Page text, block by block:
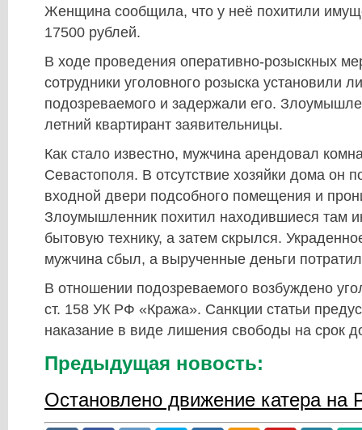
Женщина сообщила, что у неё похитили
17500 рублей.
В ходе проведения оперативно-розыскных
сотрудники уголовного розыска установили
подозреваемого и задержали его.
летний квартирант заявительницы.
Как стало известно, мужчина арендовал
Севастополя. В отсутствие хозяйки дома он
входной двери подсобного помещения и
Злоумышленник похитил находившиеся там
бытовую технику, а затем скрылся.
мужчина сбыл, а вырученные деньги
В отношении подозреваемого возбуждено
ст. 158 УК РФ «Кража». Санкции статьи
наказание в виде лишения свободы на срок
Предыдущая новость:
Остановлено движение катера на